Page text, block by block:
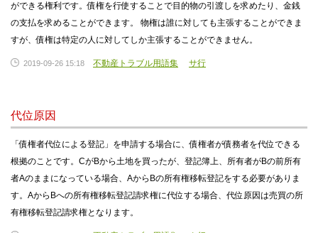
ができる権利です。債権を行使することで目的物の引渡しを求めたり、金銭
の支払を求めることができます。 物権は誰に対しても主張することができま
すが、債権は特定の人に対してしか主張することができません。
2019-09-26 15:18 不動産トラブル用語集 サ行
代位原因
「債権者代位による登記」を申請する場合に、債権者が債務者を代位できる
根拠のことです。CがBから土地を買ったが、登記簿上、所有者がBの前所有
者Aのままになっている場合、AからBの所有権移転登記をする必要がありま
す。AからBへの所有権移転登記請求権に代位する場合、代位原因は売買の所
有権移転登記請求権となります。